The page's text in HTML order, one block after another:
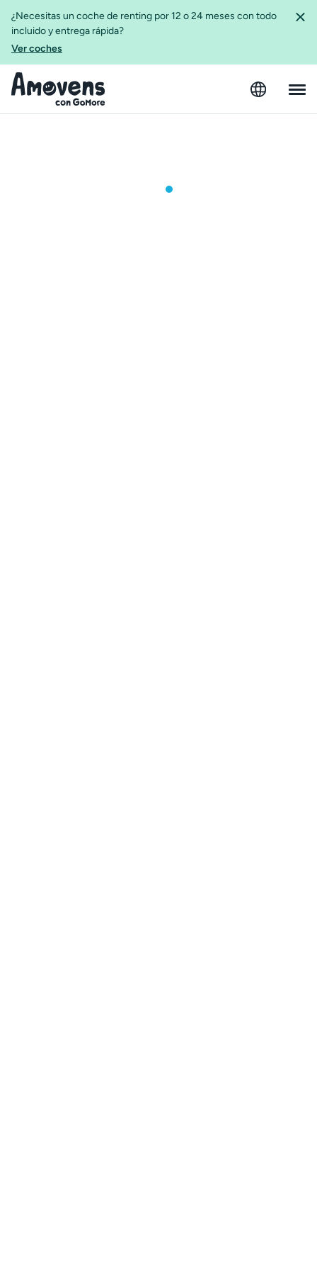
¿Necesitas un coche de renting por 12 o 24 meses con todo
incluido y entrega rápida?
Ver coches